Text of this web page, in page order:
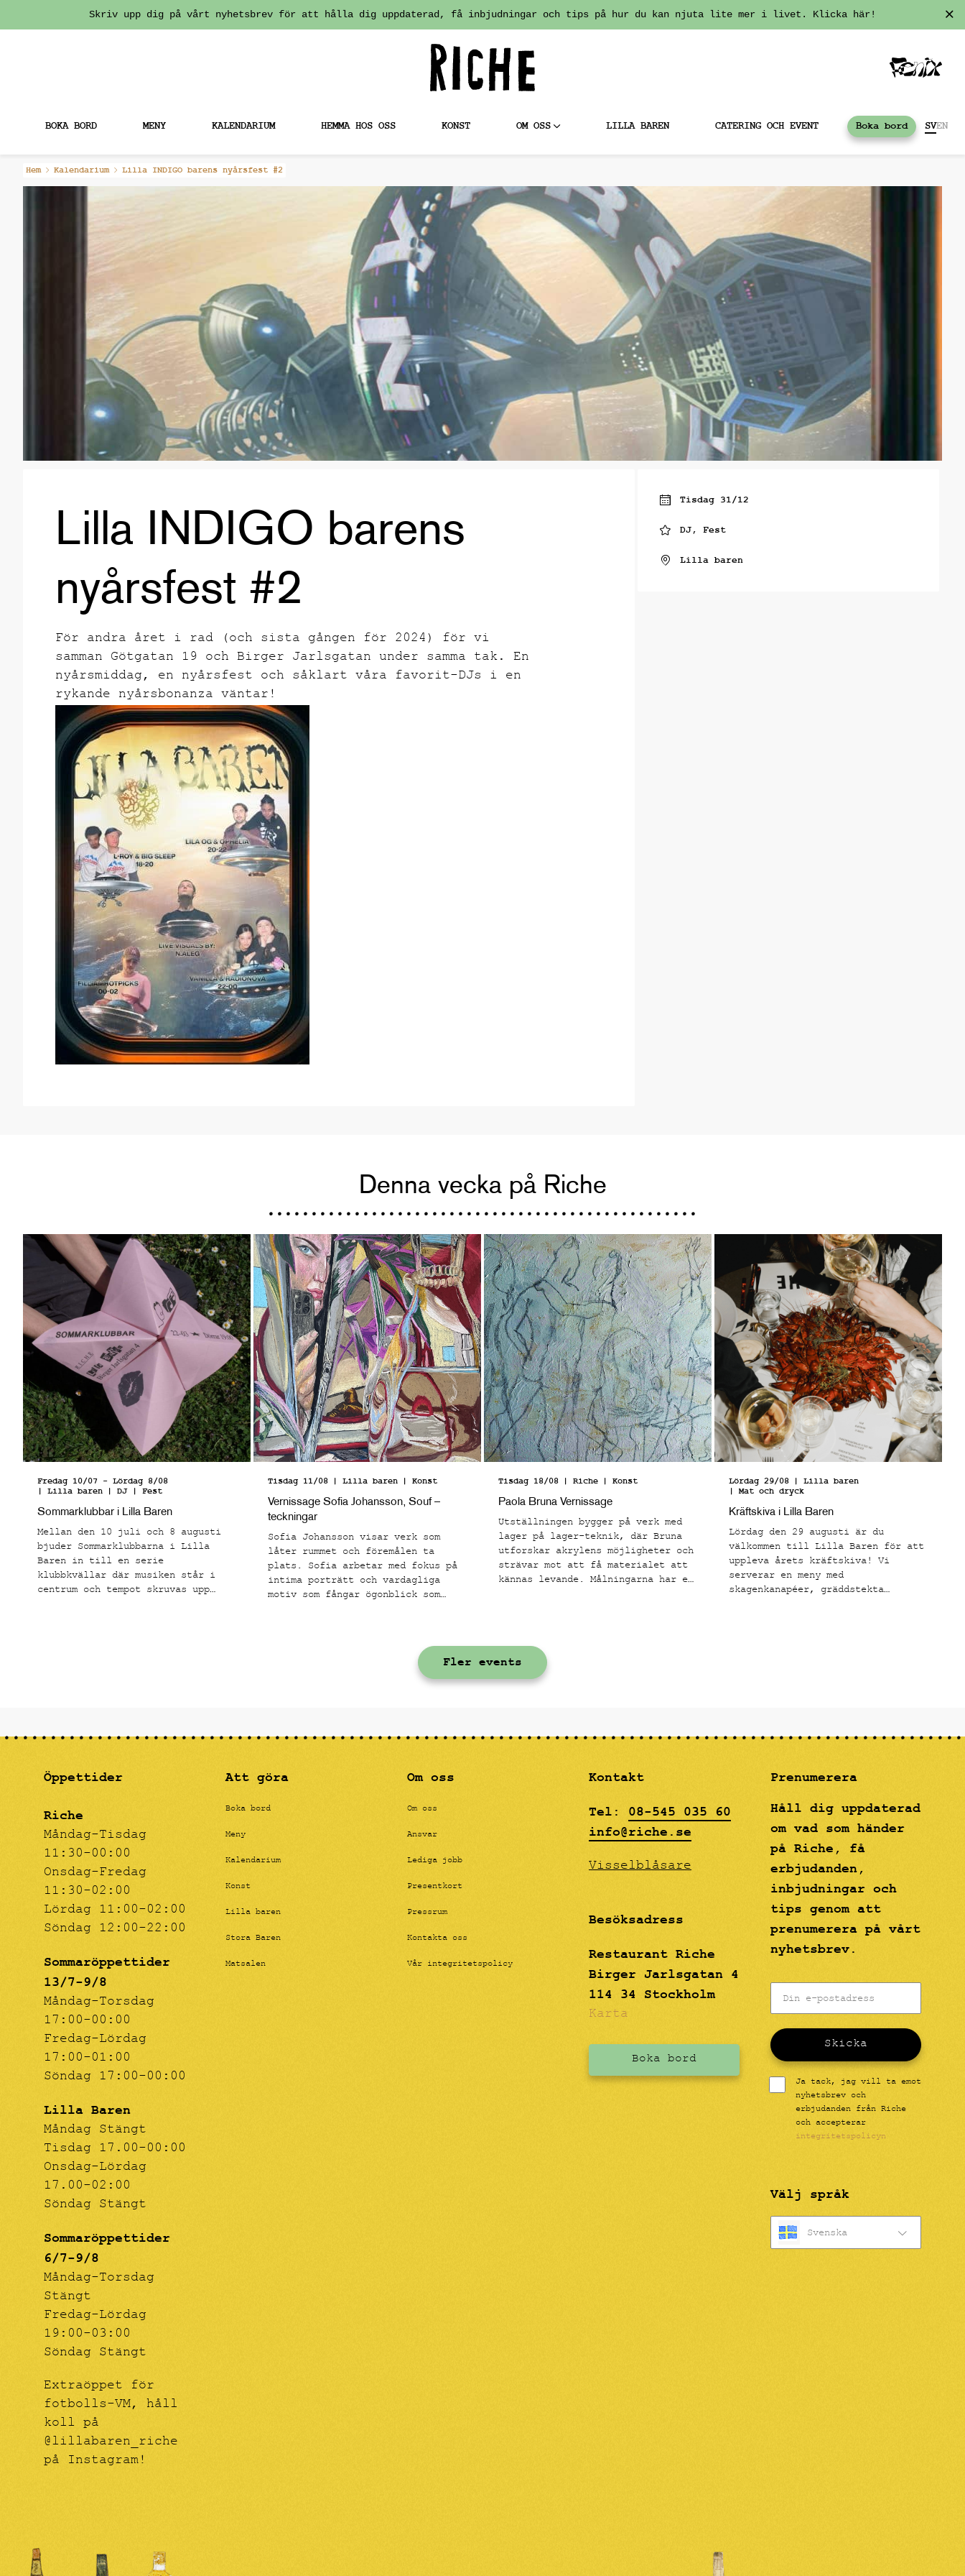
Fortsätt
till
Skriv upp dig på vårt nyhetsbrev för att hålla dig uppdaterad, få inbjudningar och tips på hur du kan njuta lite mer i livet. Klicka här!
BOKA BORD MENY KALENDARIUM HEMMA HOS OSS KONST OM OSS LILLA BAREN CATERING OCH EVENT Boka bord SVEN
Hem Kalendarium Lilla INDIGO barens nyårsfest #2
Lilla INDIGO barens
nyårsfest #2
För andra året i rad (och sista gången för 2024) för vi
samman Götgatan 19 och Birger Jarlsgatan under samma tak. En
nyårsmiddag, en nyårsfest och såklart våra favorit-DJs i en
rykande nyårsbonanza väntar!
Tisdag 31/12
DJ, Fest
Lilla baren
Denna vecka på Riche
Fredag 10/07 - Lördag 8/08
| Lilla baren | DJ | Fest
Sommarklubbar i Lilla Baren
Mellan den 10 juli och 8 augusti
bjuder Sommarklubbarna i Lilla
Baren in till en serie
klubbkvällar där musiken står i
centrum och tempot skruvas upp
Tisdag 11/08 | Lilla baren | Konst
Vernissage Sofia Johansson, Souf –
teckningar
Sofia Johansson visar verk som
låter rummet och föremålen ta
plats. Sofia arbetar med fokus på
intima porträtt och vardagliga
motiv som fångar ögonblick som
Tisdag 18/08 | Riche | Konst
Paola Bruna Vernissage
Utställningen bygger på verk med
lager på lager-teknik, där Bruna
utforskar akrylens möjligheter och
strävar mot att få materialet att
kännas levande. Målningarna har en
tankarna till klassiskt måleri och
teckning, men i kontrast mot den
här grova ytan. Paola har
akryl, effekten blir en "drömmig"
Lördag 29/08 | Lilla baren
| Mat och dryck
Kräftskiva i Lilla Baren
Lördag den 29 augusti är du
välkommen till Lilla Baren för att
uppleva årets kräftskiva! Vi
serverar en meny med
skagenkanapéer, gräddstekta
Fler events
Öppettider
Riche
Måndag-Tisdag
11:30-00:00
Onsdag-Fredag
11:30-02:00
Lördag 11:00-02:00
Söndag 12:00-22:00
Sommaröppettider
13/7-9/8
Måndag-Torsdag
17:00-00:00
Fredag-Lördag
17:00-01:00
Söndag 17:00-00:00
Lilla Baren
Måndag Stängt
Tisdag 17.00-00:00
Onsdag-Lördag
17.00-02:00
Söndag Stängt
Sommaröppettider
6/7-9/8
Måndag-Torsdag
Stängt
Fredag-Lördag
19:00-03:00
Söndag Stängt
Extraöppet för
fotbolls-VM, håll
koll på
@lillabaren_riche
på Instagram!
Att göra
Boka bord
Meny
Kalendarium
Konst
Lilla baren
Stora Baren
Matsalen
Om oss
Om oss
Ansvar
Lediga jobb
Presentkort
Pressrum
Kontakta oss
Vår integritetspolicy
Kontakt
Tel: 08-545 035 60
info@riche.se
Visselblåsare
Besöksadress
Restaurant Riche
Birger Jarlsgatan 4
114 34 Stockholm
Karta
Boka bord
Prenumerera
Håll dig uppdaterad
om vad som händer
på Riche, få
erbjudanden,
inbjudningar och
tips genom att
prenumerera på vårt
nyhetsbrev.
Skicka
Ja tack, jag vill ta emot
nyhetsbrev och
erbjudanden från Riche
och accepterar
integritetspolicyn
Välj språk
Svenska